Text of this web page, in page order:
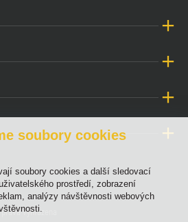
vyhrazena
soubory cookies
soubory cookies a další sledovací
prostředí, zobrazení
analýzy návštěvnosti webových